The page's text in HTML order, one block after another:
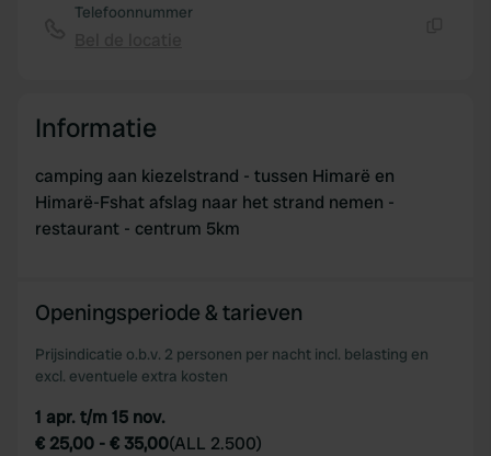
Telefoonnummer
Informatie
camping aan kiezelstrand - tussen Himarë en
Himarë-Fshat afslag naar het strand nemen -
restaurant - centrum 5km
Openingsperiode & tarieven
Prijsindicatie o.b.v. 2 personen per nacht incl. belasting en
excl. eventuele extra kosten
1 apr. t/m 15 nov.
€ 25,00 -€ 35,00(ALL 2.500)